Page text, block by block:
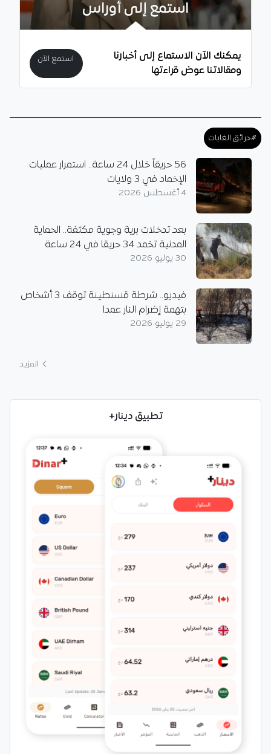
استمع إلى أوراس
يمكنك الآن الاستماع إلى أخبارنا
ومقالاتنا عوض قراءتها
استمع الآن
#حرائق الغابات
56 حريقاً خلال 24 ساعة.. استمرار عمليات
الإخماد في 3 ولايات
4 أغسطس 2026
بعد تدخلات برية وجوية مكثفة.. الحماية
المدنية تخمد 34 حريقا في 24 ساعة
30 يوليو 2026
فيديو.. شرطة قسنطينة توقف 3 أشخاص
بتهمة إضرام النار عمدا
29 يوليو 2026
المزيد
تطبيق دينار+